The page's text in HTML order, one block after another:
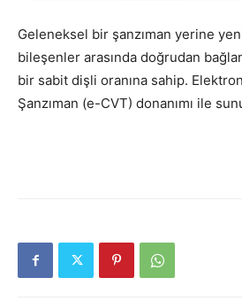
Geleneksel bir şanzıman yerine
bileşenler arasında doğrudan
bir sabit dişli oranına sahip.
Şanzıman (e-CVT) donanımı ile